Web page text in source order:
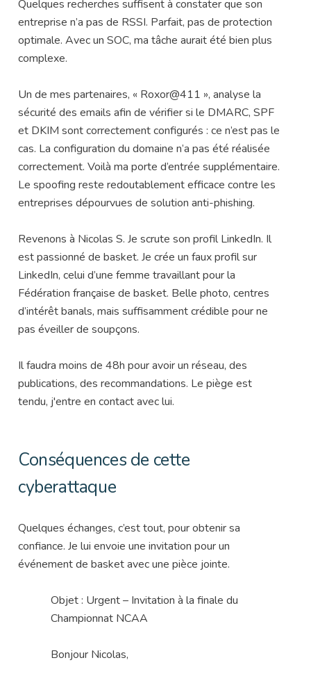
Quelques recherches suffisent à constater que son
entreprise n’a pas de RSSI. Parfait, pas de protection
optimale. Avec un SOC, ma tâche aurait été bien plus
complexe.
Un de mes partenaires, « Roxor@411 », analyse la
sécurité des emails afin de vérifier si le DMARC, SPF
et DKIM sont correctement configurés : ce n’est pas le
cas. La configuration du domaine n’a pas été réalisée
correctement. Voilà ma porte d’entrée supplémentaire.
Le spoofing reste redoutablement efficace contre les
entreprises dépourvues de solution anti-phishing.
Revenons à Nicolas S. Je scrute son profil LinkedIn. Il
est passionné de basket. Je crée un faux profil sur
LinkedIn, celui d’une femme travaillant pour la
Fédération française de basket. Belle photo, centres
d’intérêt banals, mais suffisamment crédible pour ne
pas éveiller de soupçons.
Il faudra moins de 48h pour avoir un réseau, des
publications, des recommandations. Le piège est
tendu, j'entre en contact avec lui.
Conséquences de cette
cyberattaque
Quelques échanges, c’est tout, pour obtenir sa
confiance. Je lui envoie une invitation pour un
événement de basket avec une pièce jointe.
Objet : Urgent – Invitation à la finale du
Championnat NCAA
Bonjour Nicolas,